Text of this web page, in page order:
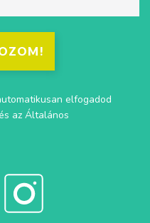
elfogadod
az Általános